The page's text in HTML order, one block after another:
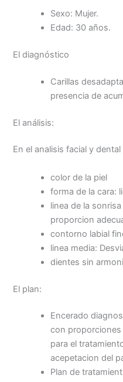
Sexo: Mujer.
Edad: 30 años.
El diagnóstico
Carillas
presencia de
El análisis:
En el analisis facial y
color de la piel
forma de la cara:
linea de la
proporcion
contorno labial
linea media:
dientes sin
El plan:
Encerado
con proporciones
para el
acepetacion del
Plan de